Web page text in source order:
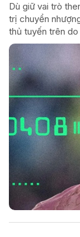
Dù giữ vai trò
trị chuyển
thủ tuyến trên